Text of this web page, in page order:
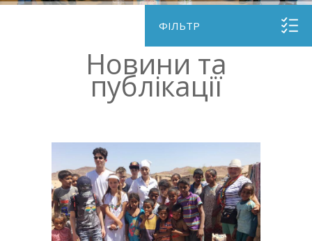
ФІЛЬТР
Новини та
публікації